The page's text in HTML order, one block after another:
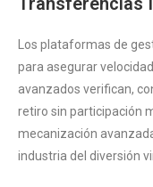
Los plataformas de
para asegurar
avanzados verifican,
retiro sin participación
mecanización
industria del diversión